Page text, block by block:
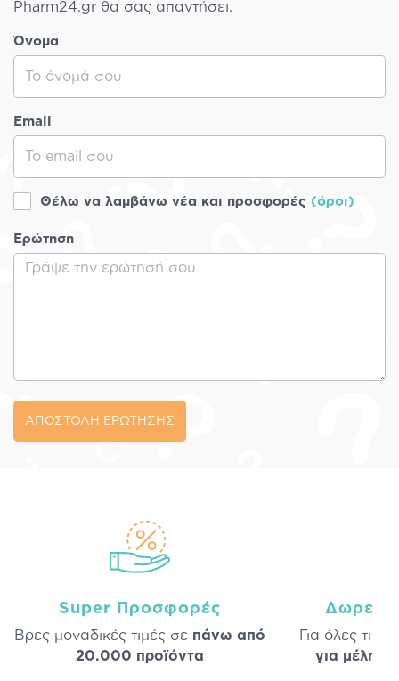
Pharm24.gr θα σας απαντήσει.
Όνομα
Email
Θέλω να λαμβάνω νέα και προσφορές (όροι)
Ερώτηση
ΑΠΟΣΤΟΛΗ ΕΡΩΤΗΣΗΣ
Super Προσφορές
Βρες μοναδικές τιμές σε πάνω από
20.000 προϊόντα
Δωρεάν
Για όλες τις
για μέλη